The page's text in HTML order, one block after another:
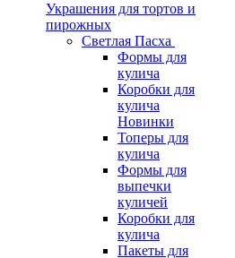
Украшения для тортов и
пирожных
Светлая Пасха
Формы для
кулича
Коробки для
кулича
Новинки
Топеры для
кулича
Формы для
выпечки
куличей
Коробки для
кулича
Пакеты для